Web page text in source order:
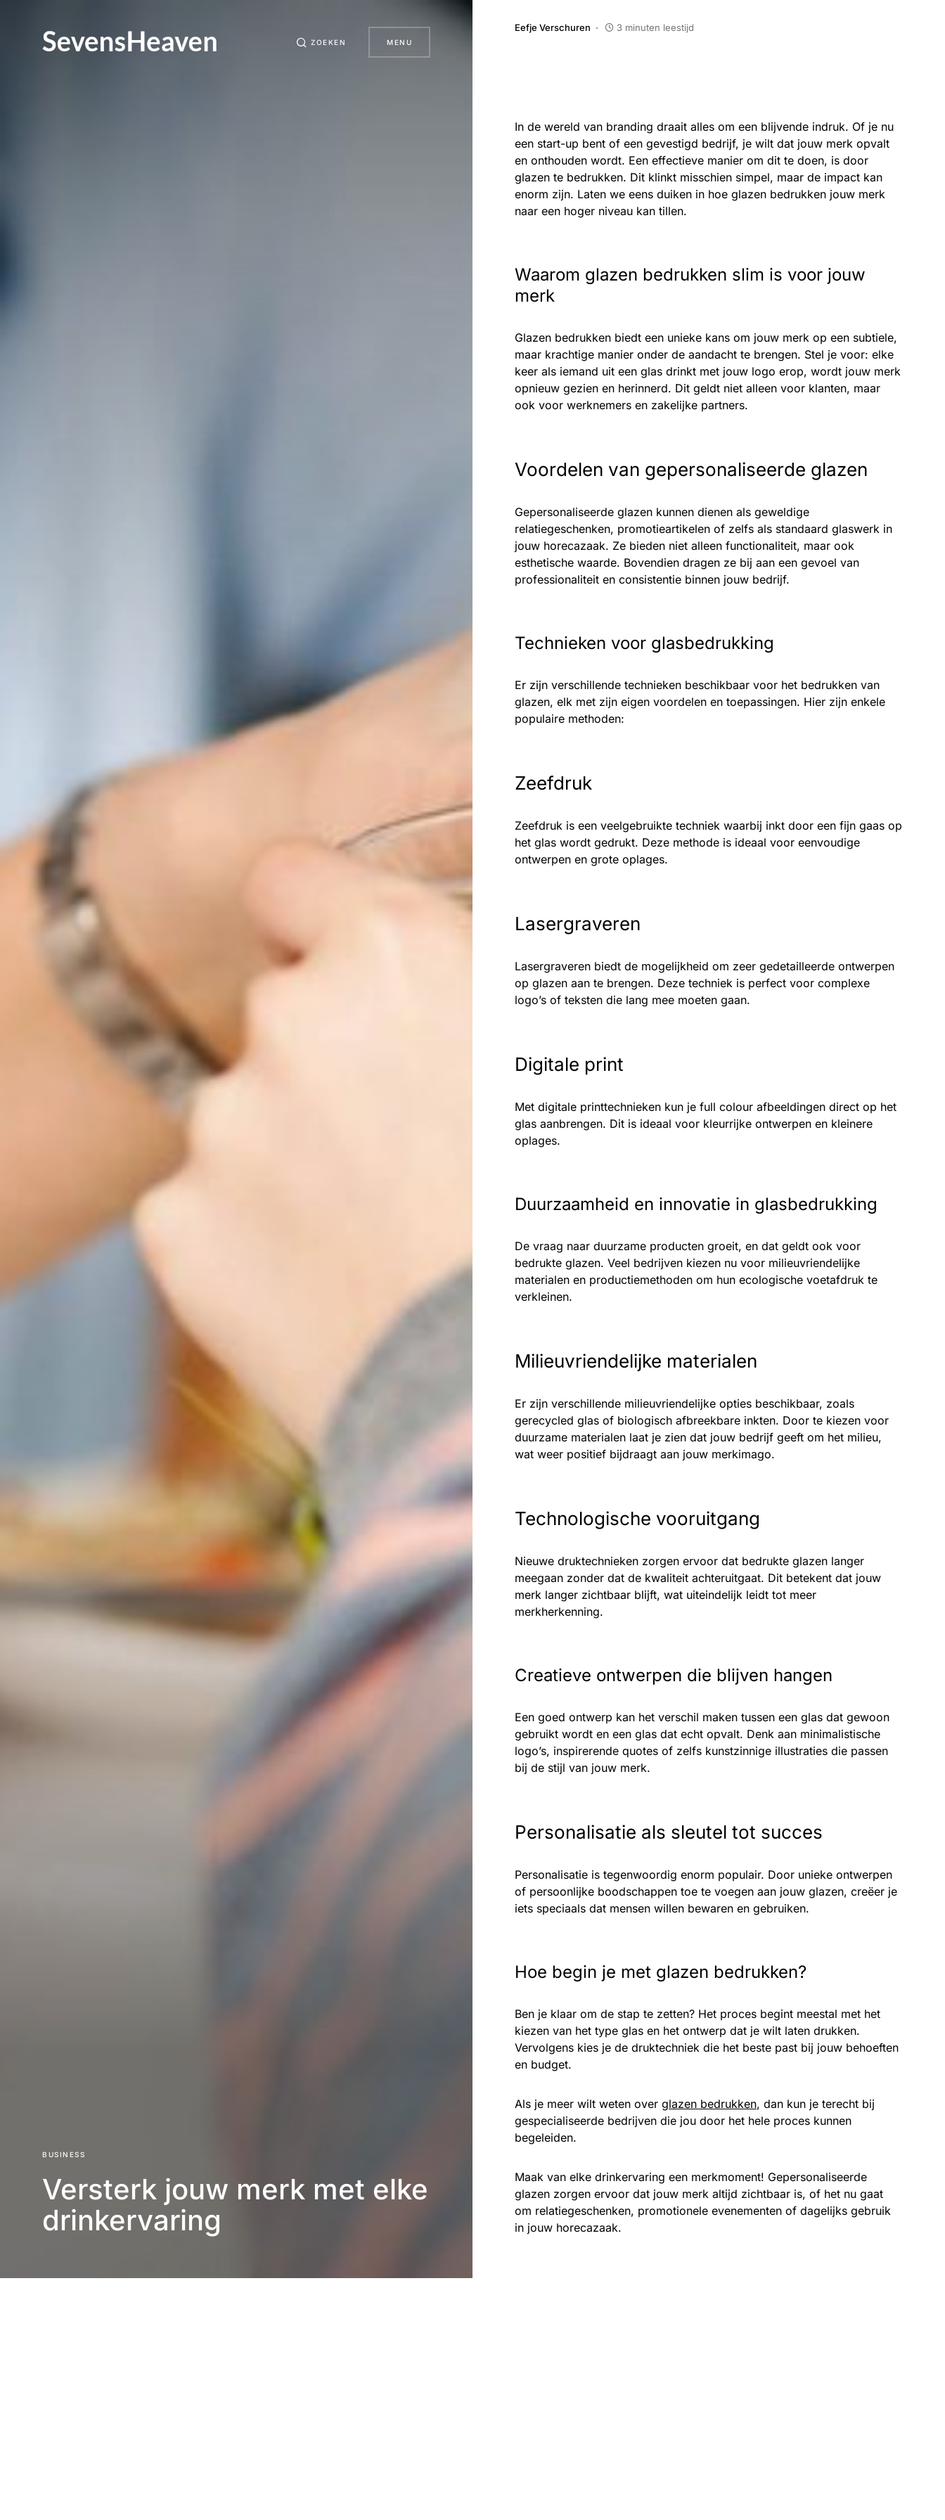
ZOEKEN MENU
BUSINESS
Versterk jouw merk met elke
drinkervaring
Eefje Verschuren 3 minuten leestijd
In de wereld van branding draait alles om een blijvende indruk. Of je nu
een start-up bent of een gevestigd bedrijf, je wilt dat jouw merk opvalt
en onthouden wordt. Een effectieve manier om dit te doen, is door
glazen te bedrukken. Dit klinkt misschien simpel, maar de impact kan
enorm zijn. Laten we eens duiken in hoe glazen bedrukken jouw merk
naar een hoger niveau kan tillen.
Waarom glazen bedrukken slim is voor jouw
merk
Glazen bedrukken biedt een unieke kans om jouw merk op een subtiele,
maar krachtige manier onder de aandacht te brengen. Stel je voor: elke
keer als iemand uit een glas drinkt met jouw logo erop, wordt jouw merk
opnieuw gezien en herinnerd. Dit geldt niet alleen voor klanten, maar
ook voor werknemers en zakelijke partners.
Voordelen van gepersonaliseerde glazen
Gepersonaliseerde glazen kunnen dienen als geweldige
relatiegeschenken, promotieartikelen of zelfs als standaard glaswerk in
jouw horecazaak. Ze bieden niet alleen functionaliteit, maar ook
esthetische waarde. Bovendien dragen ze bij aan een gevoel van
professionaliteit en consistentie binnen jouw bedrijf.
Technieken voor glasbedrukking
Er zijn verschillende technieken beschikbaar voor het bedrukken van
glazen, elk met zijn eigen voordelen en toepassingen. Hier zijn enkele
populaire methoden:
Zeefdruk
Zeefdruk is een veelgebruikte techniek waarbij inkt door een fijn gaas op
het glas wordt gedrukt. Deze methode is ideaal voor eenvoudige
ontwerpen en grote oplages.
Lasergraveren
Lasergraveren biedt de mogelijkheid om zeer gedetailleerde ontwerpen
op glazen aan te brengen. Deze techniek is perfect voor complexe
logo’s of teksten die lang mee moeten gaan.
Digitale print
Met digitale printtechnieken kun je full colour afbeeldingen direct op het
glas aanbrengen. Dit is ideaal voor kleurrijke ontwerpen en kleinere
oplages.
Duurzaamheid en innovatie in glasbedrukking
De vraag naar duurzame producten groeit, en dat geldt ook voor
bedrukte glazen. Veel bedrijven kiezen nu voor milieuvriendelijke
materialen en productiemethoden om hun ecologische voetafdruk te
verkleinen.
Milieuvriendelijke materialen
Er zijn verschillende milieuvriendelijke opties beschikbaar, zoals
gerecycled glas of biologisch afbreekbare inkten. Door te kiezen voor
duurzame materialen laat je zien dat jouw bedrijf geeft om het milieu,
wat weer positief bijdraagt aan jouw merkimago.
Technologische vooruitgang
Nieuwe druktechnieken zorgen ervoor dat bedrukte glazen langer
meegaan zonder dat de kwaliteit achteruitgaat. Dit betekent dat jouw
merk langer zichtbaar blijft, wat uiteindelijk leidt tot meer
merkherkenning.
Creatieve ontwerpen die blijven hangen
Een goed ontwerp kan het verschil maken tussen een glas dat gewoon
gebruikt wordt en een glas dat echt opvalt. Denk aan minimalistische
logo’s, inspirerende quotes of zelfs kunstzinnige illustraties die passen
bij de stijl van jouw merk.
Personalisatie als sleutel tot succes
Personalisatie is tegenwoordig enorm populair. Door unieke ontwerpen
of persoonlijke boodschappen toe te voegen aan jouw glazen, creëer je
iets speciaals dat mensen willen bewaren en gebruiken.
Hoe begin je met glazen bedrukken?
Ben je klaar om de stap te zetten? Het proces begint meestal met het
kiezen van het type glas en het ontwerp dat je wilt laten drukken.
Vervolgens kies je de druktechniek die het beste past bij jouw behoeften
en budget.
Als je meer wilt weten over glazen bedrukken, dan kun je terecht bij
gespecialiseerde bedrijven die jou door het hele proces kunnen
begeleiden.
Maak van elke drinkervaring een merkmoment! Gepersonaliseerde
glazen zorgen ervoor dat jouw merk altijd zichtbaar is, of het nu gaat
om relatiegeschenken, promotionele evenementen of dagelijks gebruik
in jouw horecazaak.